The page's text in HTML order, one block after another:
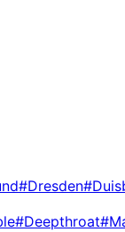
#Dresden
#Deepthroat